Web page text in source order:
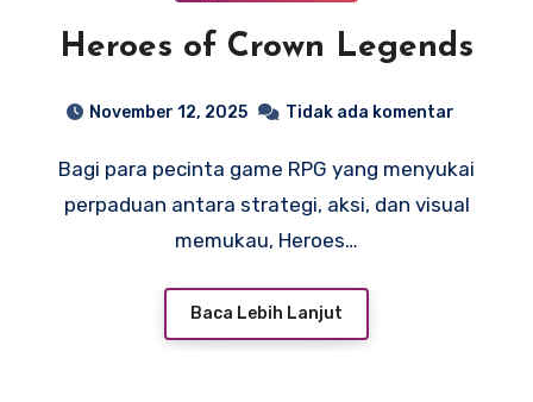
Heroes of Crown Legends
November 12, 2025 Tidak ada komentar
Bagi para pecinta game RPG yang menyukai
perpaduan antara strategi, aksi, dan visual
memukau, Heroes…
Baca Lebih Lanjut